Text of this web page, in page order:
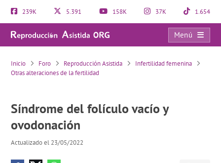
239K 5.391 158K 37K 1.654
Menú
Síndrome del folículo vacío y ovodonación
Inicio Foro Reproducción Asistida
Infertilidad femenina
Otras alteraciones de la fertilidad
Síndrome del folículo vacío y
ovodonación
Actualizado el 23/05/2022